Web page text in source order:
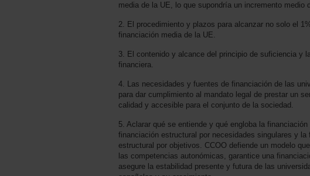
media de la UE, lo que supondría un incremento medio
2. El procedimiento y plazos para alcanzar no solo el
financiación media de la UE.
3. El contenido y alcance del principio de suficiencia y
financiera.
4. Las necesidades y fuentes de financiación de las
para dar cumplimiento al mandato legal de prestar un
calidad y accesible para el conjunto de la sociedad.
5. Aclarar qué se entiende y qué engloba la
financiación estructural por necesidades singulares y la
estructural por objetivos. CCOO defiende un modelo
las competencias autonómicas, garantice una
asegure la estabilidad presente y futura de las